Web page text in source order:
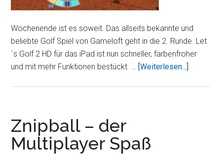
Wochenende ist es soweit. Das allseits bekannte und
beliebte Golf Spiel von Gameloft geht in die 2. Runde. Let
´s Golf 2 HD für das iPad ist nun schneller, farbenfroher
und mit mehr Funktionen bestückt. … [Weiterlesen...]
Znipball – der
Multiplayer Spaß